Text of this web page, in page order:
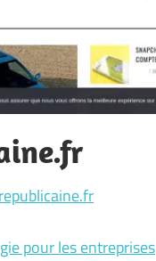
pour les entreprises